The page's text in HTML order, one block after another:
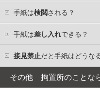
手紙は検閲される？
手紙は差し入れできる？
接見禁止だと手紙はどうな
その他 拘置所のことな